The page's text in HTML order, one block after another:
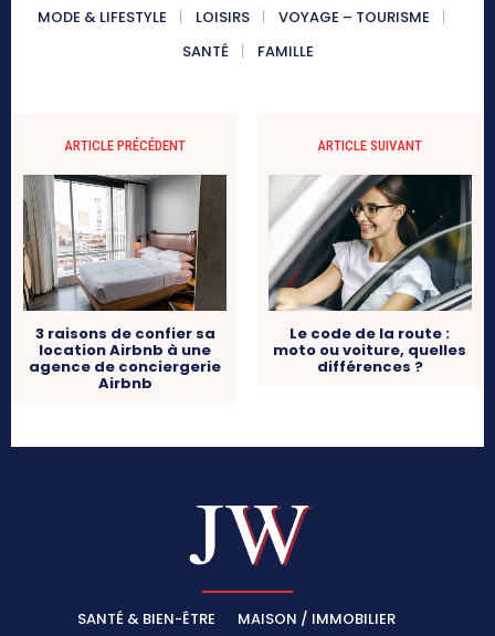
MODE & LIFESTYLE
LOISIRS
VOYAGE – TOURISME
SANTÉ
FAMILLE
ARTICLE PRÉCÉDENT
3 raisons de confier sa
location Airbnb à une
agence de conciergerie
Airbnb
ARTICLE SUIVANT
Le code de la route :
moto ou voiture, quelles
différences ?
SANTÉ & BIEN-ÊTRE
MAISON / IMMOBILIER